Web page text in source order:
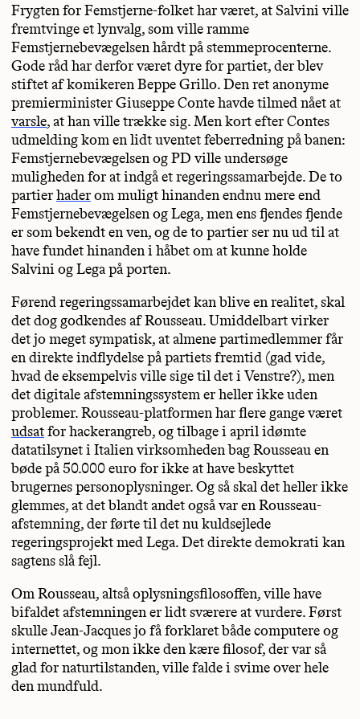
Frygten for Femstjerne-folket har været, at Salvini ville
fremtvinge et lynvalg, som ville ramme
Femstjernebevægelsen hårdt på stemmeprocenterne.
Gode råd har derfor været dyre for partiet, der blev
stiftet af komikeren Beppe Grillo. Den ret anonyme
premierminister Giuseppe Conte havde tilmed nået at
varsle, at han ville trække sig. Men kort efter Contes
udmelding kom en lidt uventet feberredning på banen:
Femstjernebevægelsen og PD ville undersøge
muligheden for at indgå et regeringssamarbejde. De to
partierhaderom muligt hinanden endnu mere end
Femstjernebevægelsen og Lega, men ens fjendes fjende
er som bekendt en ven, og de to partier ser nu ud til at
have fundet hinanden i håbet om at kunne holde
Salvini og Lega på porten.
Førend regeringssamarbejdet kan blive en realitet, skal
det dog godkendes af Rousseau. Umiddelbart virker
det jo meget sympatisk, at almene partimedlemmer får
en direkte indflydelse på partiets fremtid (gad vide,
hvad de eksempelvis ville sige til det i Venstre?), men
det digitale afstemningssystem er heller ikke uden
problemer. Rousseau-platformen har flere gange været
udsatfor hackerangreb, og tilbage i april idømte
datatilsynet i Italien virksomheden bag Rousseau en
bøde på 50.000 euro for ikke at have beskyttet
brugernes personoplysninger. Og så skal det heller ikke
glemmes, at det blandt andet også var en Rousseau-
afstemning, der førte til det nu kuldsejlede
regeringsprojekt med Lega. Det direkte demokrati kan
sagtens slå fejl.
Om Rousseau, altså oplysningsfilosoffen, ville have
bifaldet afstemningen er lidt sværere at vurdere. Først
skulle Jean-Jacques jo få forklaret både computere og
internettet, og mon ikke den kære filosof, der var så
glad for naturtilstanden, ville falde i svime over hele
den mundfuld.